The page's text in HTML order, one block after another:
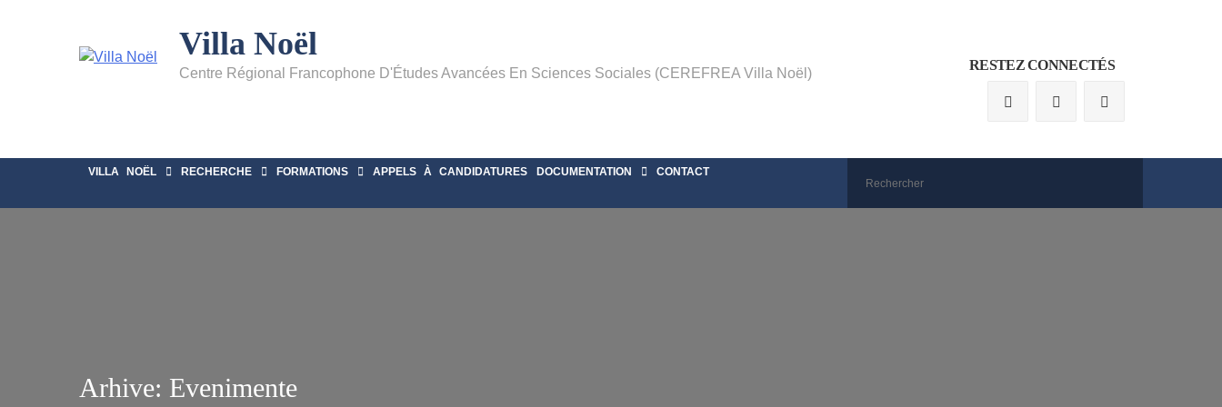
Villa Noël
Centre Régional Francophone D'Études Avancées En Sciences Sociales (CEREFREA Villa Noël)
RESTEZ CONNECTÉS
VILLA NOËL RECHERCHE FORMATIONS APPELS À CANDIDATURES DOCUMENTATION CONTACT
Arhive: Evenimente